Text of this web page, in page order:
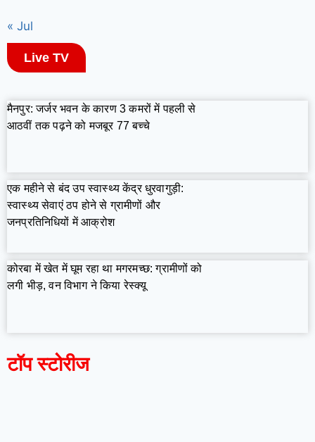
« Jul
Live TV
मैनपुर: जर्जर भवन के कारण 3 कमरों में पहली से
आठवीं तक पढ़ने को मजबूर 77 बच्चे
एक महीने से बंद उप स्वास्थ्य केंद्र धुरवागुड़ी:
स्वास्थ्य सेवाएं ठप होने से ग्रामीणों और
जनप्रतिनिधियों में आक्रोश
कोरबा में खेत में घूम रहा था मगरमच्छ: ग्रामीणों को
लगी भीड़, वन विभाग ने किया रेस्क्यू
टॉप स्टोरीज